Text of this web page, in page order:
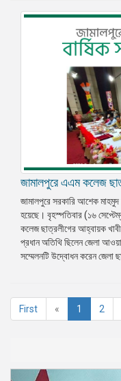
জামালপুরে এএম কলেজ
জামালপুরে সরকারি আশেক মাহমুদ
হয়েছে। বৃহস্পতিবার (১৬
কলেজ ছাত্রলীগের আহ্বায়ক
প্রধান অতিথি ছিলেন জেলা
সম্মেলনটি উদ্বোধন করেন জেলা
First « 1 (current)
2